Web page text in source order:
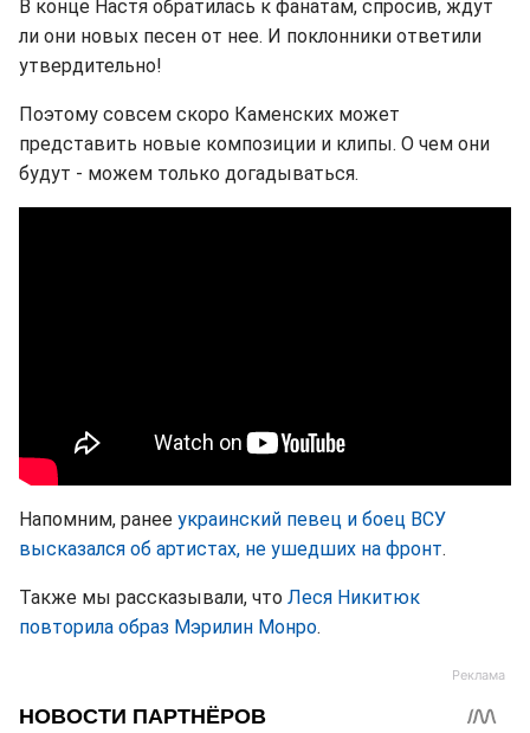
В конце Настя обратилась к фанатам, спросив, ждут
ли они новых песен от нее. И поклонники ответили
утвердительно!
Поэтому совсем скоро Каменских может
представить новые композиции и клипы. О чем они
будут - можем только догадываться.
Напомним, ранее украинский певец и боец ВСУ
высказался об артистах, не ушедших на фронт.
Также мы рассказывали, что Леся Никитюк
повторила образ Мэрилин Монро.